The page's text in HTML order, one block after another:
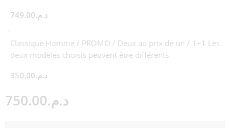
د.م.749.00
Classique Homme / PROMO / Deux au prix de un / 1+1 Les
deux modèles choisis peuvent être différents
د.م.350.00
د.م.750.00